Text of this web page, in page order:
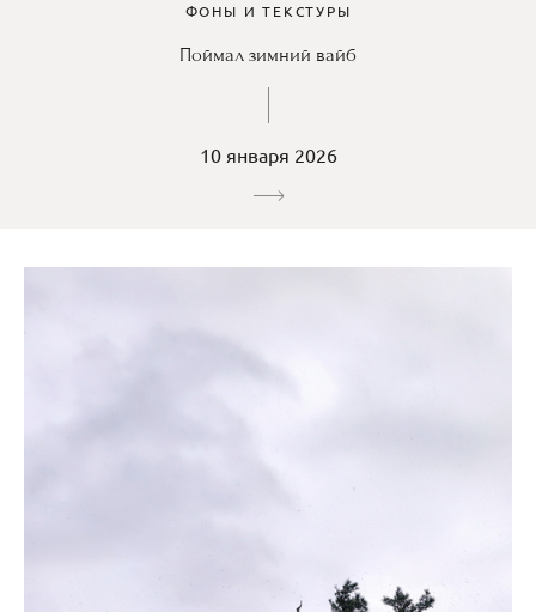
ФОНЫ И ТЕКСТУРЫ
Поймал зимний вайб
10 января 2026